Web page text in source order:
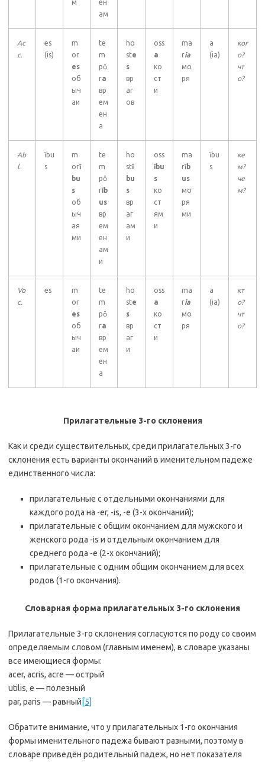
м
ен
ам
Ac
c.
es
(is)
m
or
es
об
ыч
аи
te
m
pŏ
ra
вр
ем
ен
а
ho
ste
s
вр
аг
ов
oss
a
ко
ст
и
ma
ria
мо
ря
a
(ia)
ког
о?
чт
о?
Ab
l.
ĭbu
s
m
orĭ
bu
s
об
ыч
ая
ми
te
m
pŏ
rĭb
us
вр
ем
ен
ам
и
ho
stĭ
bu
s
вр
аг
ам
и
oss
ĭbu
s
ко
ст
ям
и
ma
rĭb
us
мо
ря
ми
ĭbu
s
ке
м?
че
м?
Vo
c.
es
m
or
es
об
ыч
аи
te
m
pŏ
ra
вр
ем
ен
а
ho
ste
s
вр
аг
и
oss
a
ко
ст
и
ma
ria
мо
ря
a
(ia)
кт
о?
чт
о?
Прилагательные 3-го склонения
Как и среди существительных, среди прилагательных 3-го
склонения есть варианты окончаний в именительном падеже
единственного числа:
прилагательные с отдельными окончаниями для
каждого рода на -er, -is, -e (3-х окончаний);
прилагательные с общим окончанием для мужского и
женского рода -is и отдельным окончанием для
среднего рода -е (2-х окончаний);
прилагательные с одним общим окончанием для всех
родов (1-го окончания).
Словарная форма прилагательных 3-го склонения
Прилагательные 3-го склонения согласуются по роду со своим
определяемым словом (главным именем), в словаре указаны
все имеющиеся формы:
acer, acris, acre — острый
utilis, e — полезный
par, paris — равный [5]
Обратите внимание, что у прилагательных 1-го окончания
формы именительного падежа бывают разными, поэтому в
словаре приведён родительный падеж, но нет показателя